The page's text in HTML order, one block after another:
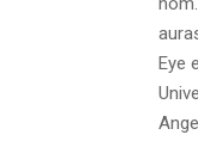
Eye